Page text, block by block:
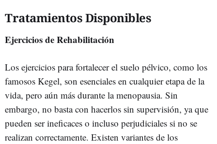
Tratamientos Disponibles
Ejercicios de Rehabilitación
Los ejercicios para fortalecer el suelo pélvico, como los
famosos Kegel, son esenciales en cualquier etapa de la
vida, pero aún más durante la menopausia. Sin
embargo, no basta con hacerlos sin supervisión, ya que
pueden ser ineficaces o incluso perjudiciales si no se
realizan correctamente. Existen variantes de los